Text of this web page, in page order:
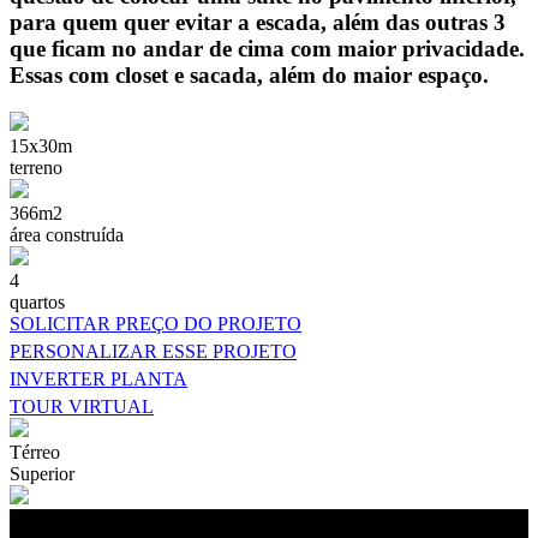
para quem quer evitar a escada, além das outras 3
que ficam no andar de cima com maior privacidade.
Essas com closet e sacada, além do maior espaço.
15x30m
terreno
366m2
área construída
4
quartos
SOLICITAR PREÇO DO PROJETO
PERSONALIZAR ESSE PROJETO
INVERTER PLANTA
TOUR VIRTUAL
Térreo
Superior